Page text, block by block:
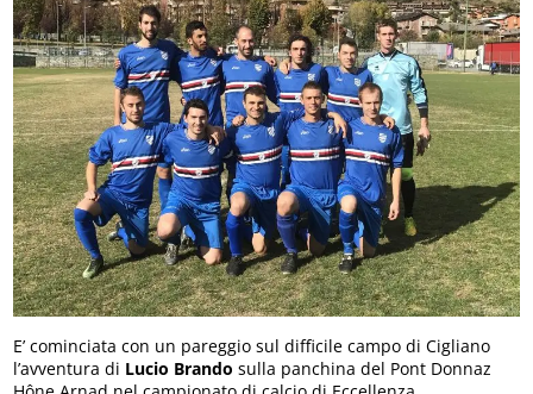
E’ cominciata con un pareggio sul difficile campo di Cigliano
l’avventura di Lucio Brando sulla panchina del Pont Donnaz